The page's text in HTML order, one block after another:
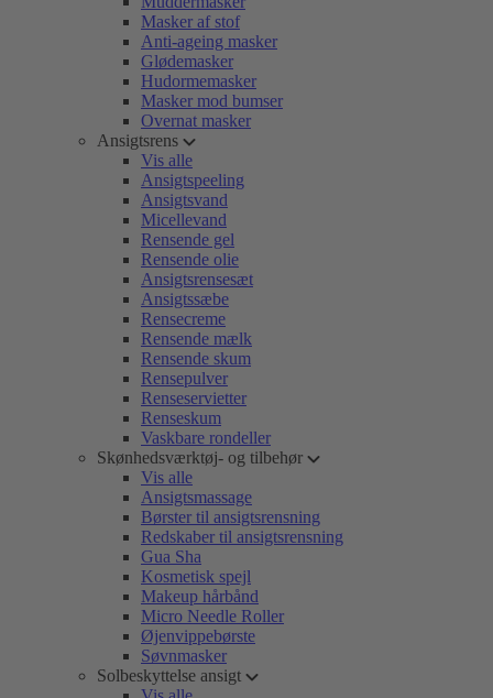
Masker af stof
Anti-ageing masker
Glødemasker
Hudormemasker
Masker mod bumser
Overnat masker
Ansigtsrens
Vis alle
Ansigtspeeling
Ansigtsvand
Micellevand
Rensende gel
Rensende olie
Ansigtsrensesæt
Ansigtssæbe
Rensecreme
Rensende mælk
Rensende skum
Rensepulver
Renseservietter
Renseskum
Vaskbare rondeller
Skønhedsværktøj- og tilbehør
Vis alle
Ansigtsmassage
Børster til ansigtsrensning
Redskaber til ansigtsrensning
Gua Sha
Kosmetisk spejl
Makeup hårbånd
Micro Needle Roller
Øjenvippebørste
Søvnmasker
Solbeskyttelse ansigt